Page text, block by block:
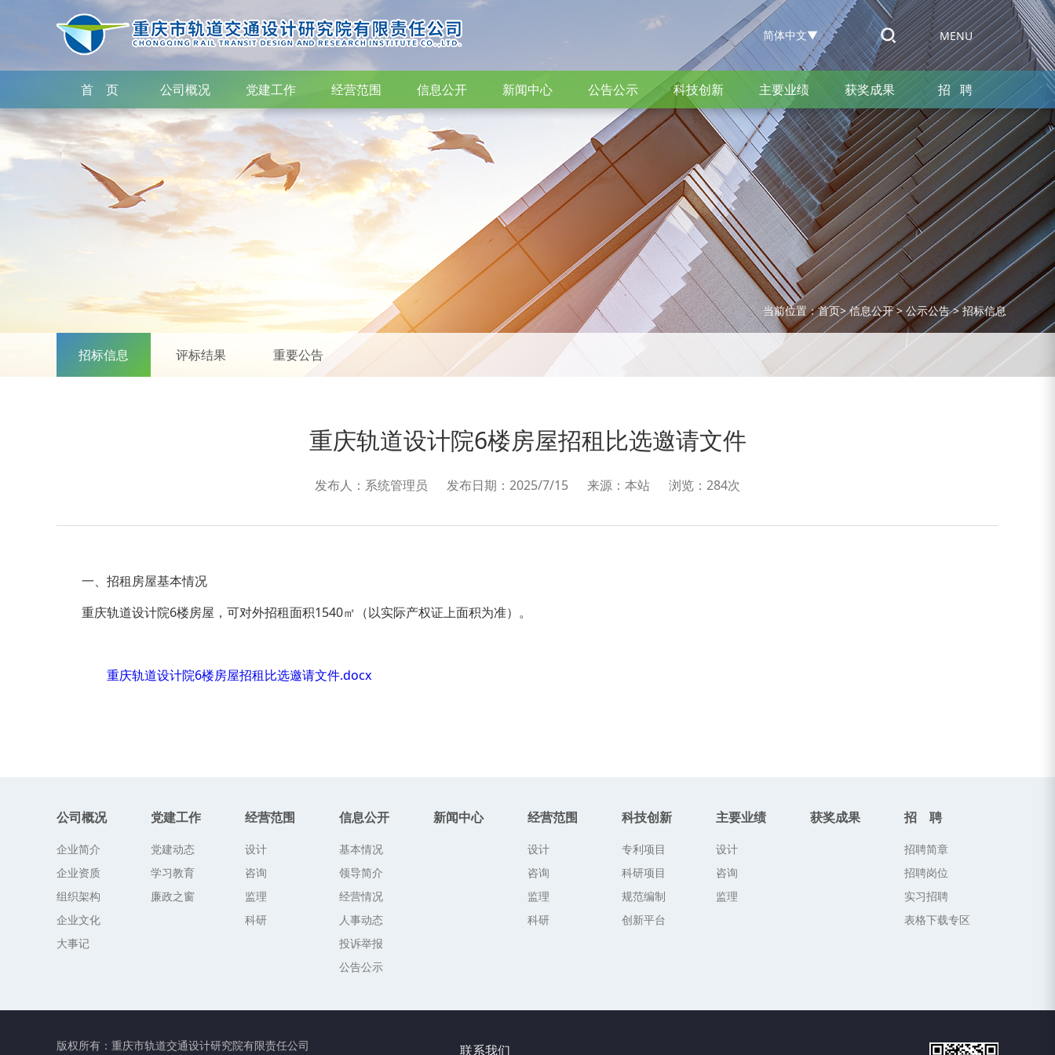
MENU
简体中文▼
首 页 公司概况 党建工作 经营范围 信息公开 新闻中心 公告公示 科技创新 主要业绩 获奖成果 招 聘
招标信息 评标结果 重要公告
当前位置：首页>信息公开> 公示公告>招标信息
重庆轨道设计院6楼房屋招租比选邀请文件
发布人：系统管理员 发布日期：2025/7/15 来源：本站 浏览： 284次
一、招租房屋基本情况
重庆轨道设计院6楼房屋，可对外招租面积1540㎡（以实际产权证上面积为准）。
重庆轨道设计院6楼房屋招租比选邀请文件.docx
公司概况
企业简介
企业资质
组织架构
企业文化
大事记
党建工作
党建动态
学习教育
廉政之窗
经营范围
设计
咨询
监理
科研
信息公开
基本情况
领导简介
经营情况
人事动态
投诉举报
公告公示
新闻中心 经营范围
设计
咨询
监理
科研
科技创新
专利项目
科研项目
规范编制
创新平台
主要业绩
设计
咨询
监理
获奖成果 招 聘
招聘简章
招聘岗位
实习招聘
表格下载专区
版权所有：重庆市轨道交通设计研究院有限责任公司 联系我们